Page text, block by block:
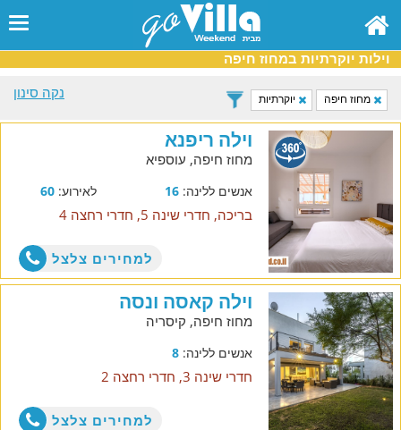
וילות יוקרתיות במחוז חיפה
נקה סינון
מחוז חיפה יוקרתיות
וילה ריפנא
מחוז חיפה, עוספיא
אנשים ללינה:16 לאירוע:60
בריכה, חדרי שינה 5, חדרי רחצה 4
למחירים צלצל
וילה קאסה ונסה
מחוז חיפה, קיסריה
אנשים ללינה:8
חדרי שינה 3, חדרי רחצה 2
למחירים צלצל